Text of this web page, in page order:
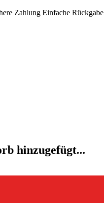
Zahlung Einfache Rückgabe
hinzugefügt...